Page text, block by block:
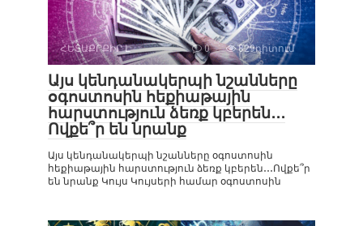
ՀԵՏԱՔՐՔԻՐ Է 0 829դիտում
Այս կենդանակերպի նշանները
օգոստոսին հեքիաթային
հարստություն ձեռք կբերեն․․․
Ովքե՞ր են նրանք
Այս կենդանակերպի նշանները օգոստոսին
հեքիաթային հարստություն ձեռք կբերեն․․․Ովքե՞ր
են նրանք Կույս Կույսերի համար օգոստոսին